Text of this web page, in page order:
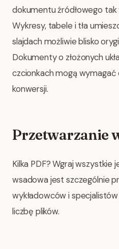
dokumentu źródłowego tak
Wykresy, tabele i tła
slajdach możliwie blisko
Dokumenty o złożonych
czcionkach mogą
konwersji.
Przetwarzanie
Kilka PDF? Wgraj wszystkie
wsadowa jest szczególnie
wykładowców i
liczbę plików.